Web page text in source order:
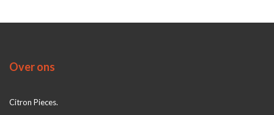
Over ons
Citron Pieces.